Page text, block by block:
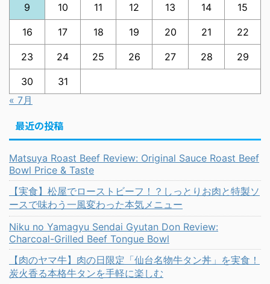
9 10 11 12 13 14 15
16 17 18 19 20 21 22
23 24 25 26 27 28 29
30
31
« 7月
最近の投稿
Matsuya Roast Beef Review: Original Sauce Roast Beef
Bowl Price & Taste
【実食】松屋でローストビーフ！？しっとりお肉と特製ソ
ースで味わう一風変わった本気メニュー
Niku no Yamagyu Sendai Gyutan Don Review:
Charcoal-Grilled Beef Tongue Bowl
【肉のヤマ牛】肉の日限定「仙台名物牛タン丼」を実食！
炭火香る本格牛タンを手軽に楽しむ